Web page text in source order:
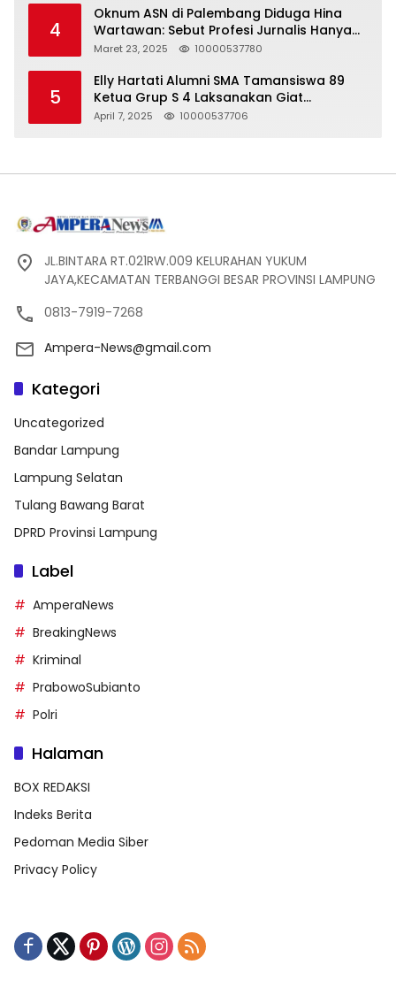
4
Oknum ASN di Palembang Diduga Hina
Wartawan: Sebut Profesi Jurnalis Hanya
Seharga 2 Liter Bensin, Berujung Dugaan
Maret 23, 2025 10000537780
5
Elly Hartati Alumni SMA Tamansiswa 89
Ketua Grup S 4 Laksanakan Giat
Silaturahmi
April 7, 2025 10000537706
JL.BINTARA RT.021RW.009 KELURAHAN YUKUM
JAYA,KECAMATAN TERBANGGI BESAR PROVINSI LAMPUNG
0813-7919-7268
Ampera-News@gmail.com
Kategori
Uncategorized
Bandar Lampung
Lampung Selatan
Tulang Bawang Barat
DPRD Provinsi Lampung
Label
AmperaNews
BreakingNews
Kriminal
PrabowoSubianto
Polri
Halaman
BOX REDAKSI
Indeks Berita
Pedoman Media Siber
Privacy Policy